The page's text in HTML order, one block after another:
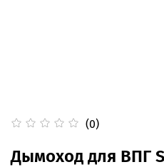
(0)
Дымоход для ВПГ